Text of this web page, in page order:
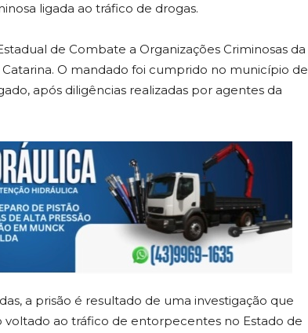
ligada ao tráfico de drogas.
de Combate a Organizações Criminosas da
O mandado foi cumprido no município de
após diligências realizadas por agentes da
a prisão é resultado de uma investigação que
ao tráfico de entorpecentes no Estado de